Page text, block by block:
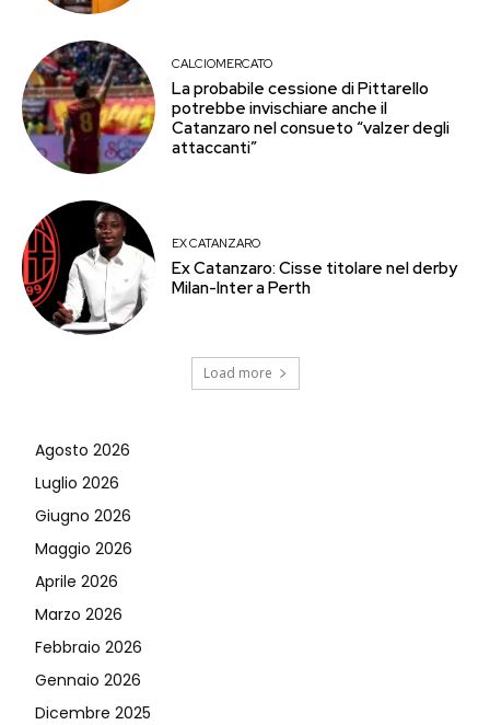
CALCIOMERCATO
La probabile cessione di Pittarello
potrebbe invischiare anche il
Catanzaro nel consueto “valzer degli
attaccanti”
EX CATANZARO
Ex Catanzaro: Cisse titolare nel derby
Milan-Inter a Perth
Load more
Agosto 2026
Luglio 2026
Giugno 2026
Maggio 2026
Aprile 2026
Marzo 2026
Febbraio 2026
Gennaio 2026
Dicembre 2025